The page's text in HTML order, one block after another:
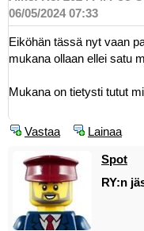
06/05/2024 07:33
Eiköhän tässä nyt vaan
mukana ollaan ellei satu
Mukana on tietysti tutut
Vastaa Lainaa
Spot
RY:n